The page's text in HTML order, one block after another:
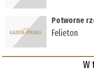
Potworne
Felieton
W